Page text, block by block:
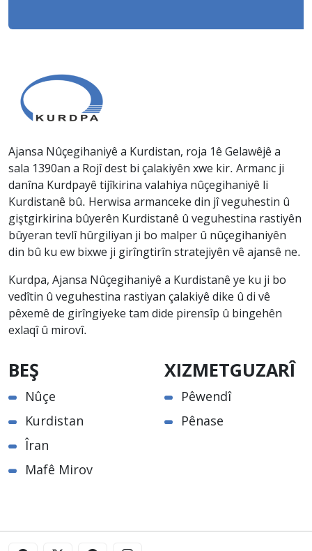
Ajansa Nûçegihaniyê a Kurdistan, roja 1ê Gelawêjê a
sala 1390an a Rojî dest bi çalakiyên xwe kir. Armanc ji
danîna Kurdpayê tijîkirina valahiya nûçegihaniyê li
Kurdistanê bû. Herwisa armanceke din jî veguhestin û
giştgirkirina bûyerên Kurdistanê û veguhestina rastiyên
bûyeran tevlî hûrgiliyan ji bo malper û nûçegihaniyên
din bû ku ew bixwe ji girîngtirîn stratejiyên vê ajansê ne.
Kurdpa, Ajansa Nûçegihaniyê a Kurdistanê ye ku ji bo
vedîtin û veguhestina rastiyan çalakiyê dike û di vê
pêxemê de girîngiyeke tam dide pirensîp û bingehên
exlaqî û mirovî.
BEŞ
Nûçe
Kurdistan
Îran
Mafê Mirov
XIZMETGUZARÎ
Pêwendî
Pênase